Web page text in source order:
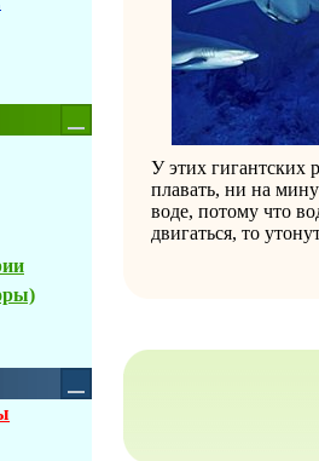
У этих гигантских
плавать, ни на
воде, потому что
двигаться, то